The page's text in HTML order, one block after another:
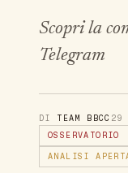
Scopri la
Telegram
DI TEAM BBCC 29
OSSERVATORIO
ANALISI